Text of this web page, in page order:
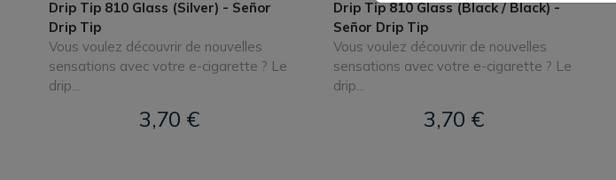
Drip Tip 810 Glass (Silver) - Señor
Drip Tip
Vous voulez découvrir de nouvelles
sensations avec votre e-cigarette ? Le
drip...
3,70 €
Drip Tip 810 Glass (Black / Black) -
Señor Drip Tip
Vous voulez découvrir de nouvelles
sensations avec votre e-cigarette ? Le
drip...
3,70 €